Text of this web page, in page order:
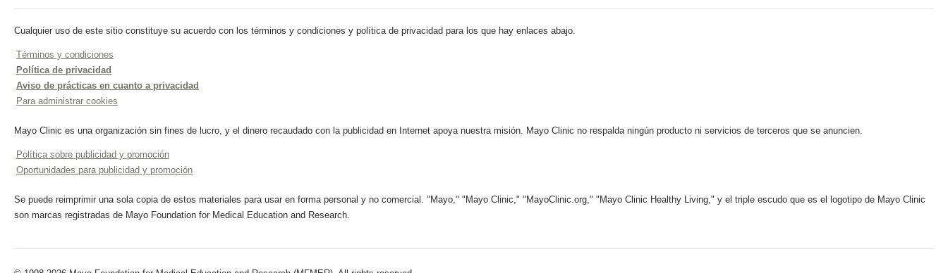
Cualquier uso de este sitio constituye su acuerdo con los términos y condiciones y política de privacidad para los que hay enlaces abajo.
Términos y condiciones
Política de privacidad
Aviso de prácticas en cuanto a privacidad
Para administrar cookies
Mayo Clinic es una organización sin fines de lucro, y el dinero recaudado con la publicidad en Internet apoya nuestra misión. Mayo Clinic no respalda ningún producto ni servicios de terceros que se anuncien.
Política sobre publicidad y promoción
Oportunidades para publicidad y promoción
Se puede reimprimir una sola copia de estos materiales para usar en forma personal y no comercial. "Mayo," "Mayo Clinic," "MayoClinic.org," "Mayo Clinic Healthy Living," y el triple escudo que es el logotipo de Mayo Clinic
son marcas registradas de Mayo Foundation for Medical Education and Research.